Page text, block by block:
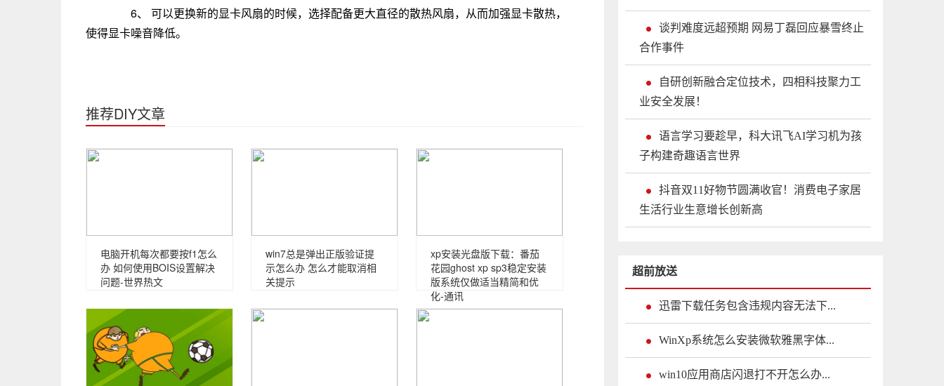
6、 可以更换新的显卡风扇的时候，选择配备更大直径的散热风扇，从而加强显卡散热，
使得显卡噪音降低。
推荐DIY文章
电脑开机每次都要按f1怎么
办 如何使用BOIS设置解决
问题-世界热文
win7总是弹出正版验证提
示怎么办 怎么才能取消相
关提示
xp安装光盘版下载：番茄
花园ghost xp sp3稳定安装
版系统仅做适当精简和优
化-通讯
谈判难度远超预期 网易丁磊回应暴雪终止
合作事件
自研创新融合定位技术，四相科技聚力工
业安全发展！
语言学习要趁早，科大讯飞AI学习机为孩
子构建奇趣语言世界
抖音双11好物节圆满收官！消费电子家居
生活行业生意增长创新高
超前放送
迅雷下载任务包含违规内容无法下...
WinXp系统怎么安装微软雅黑字体...
win10应用商店闪退打不开怎么办...